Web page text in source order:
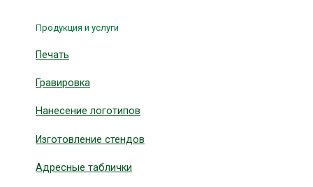
Продукция и услуги
Печать
Гравировка
Нанесение логотипов
Изготовление стендов
Адресные таблички